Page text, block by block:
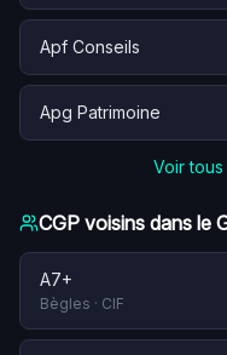
Apf Conseils
Apg Patrimoine
Voir tous
CGP voisins dans le
A7+
Bègles · CIF